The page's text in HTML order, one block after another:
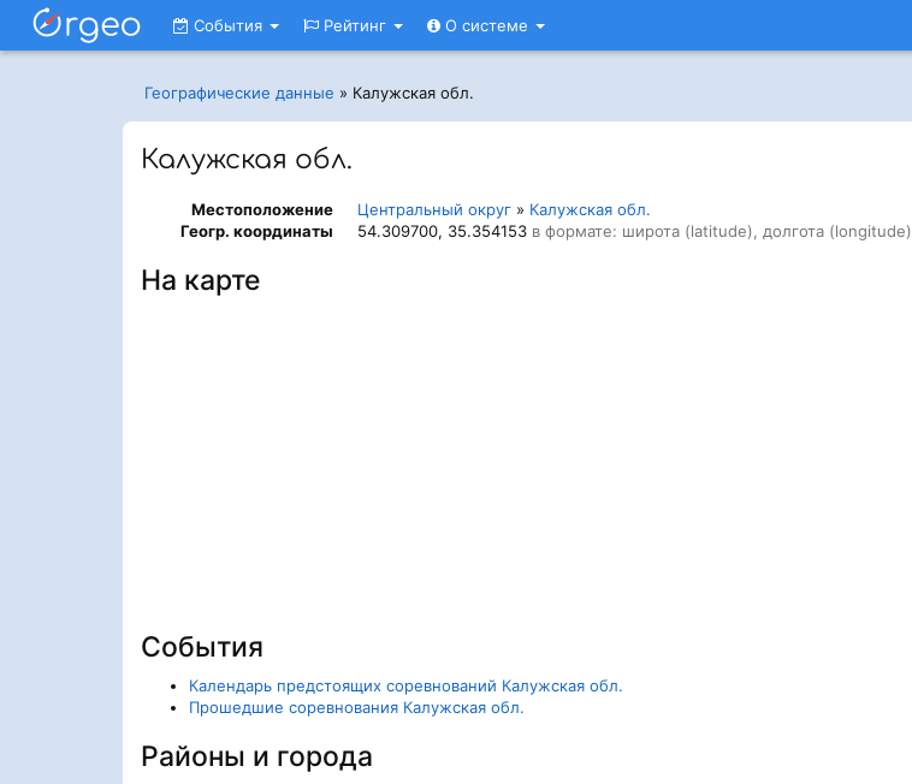
События Рейтинг О системе
Географические данные » Калужская обл.
Калужская обл.
Местоположение Центральный округ » Калужская обл.
Геогр. координаты
54.309700, 35.354153 в формате: широта (latitude), долгота (longitude)
На карте
События
Календарь предстоящих соревнований Калужская обл.
Прошедшие соревнования Калужская обл.
Районы и города